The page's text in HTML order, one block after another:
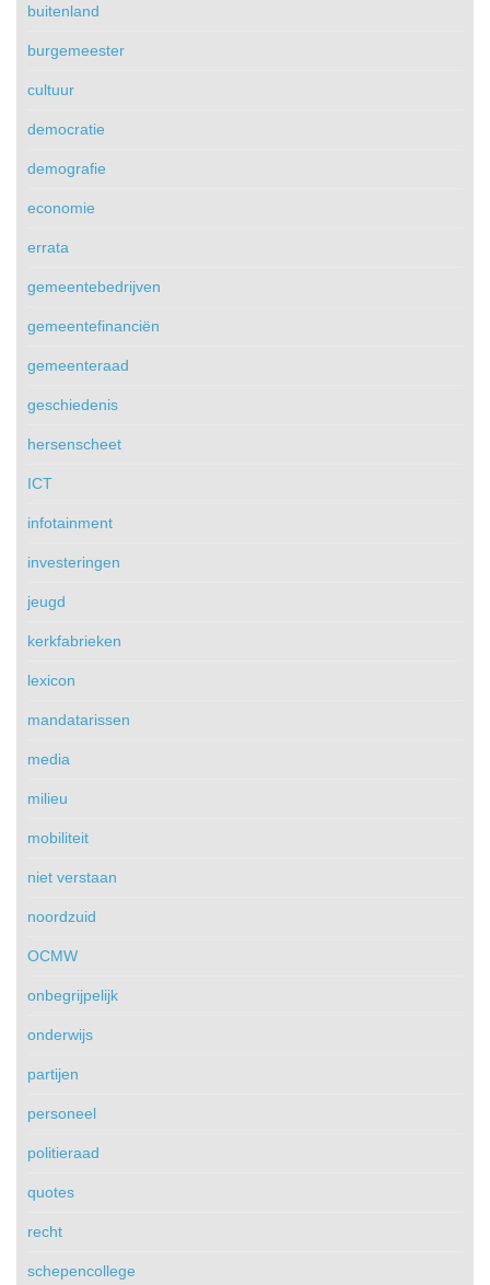
buitenland
burgemeester
cultuur
democratie
demografie
economie
errata
gemeentebedrijven
gemeentefinanciën
gemeenteraad
geschiedenis
hersenscheet
ICT
infotainment
investeringen
jeugd
kerkfabrieken
lexicon
mandatarissen
media
milieu
mobiliteit
niet verstaan
noordzuid
OCMW
onbegrijpelijk
onderwijs
partijen
personeel
politieraad
quotes
recht
schepencollege